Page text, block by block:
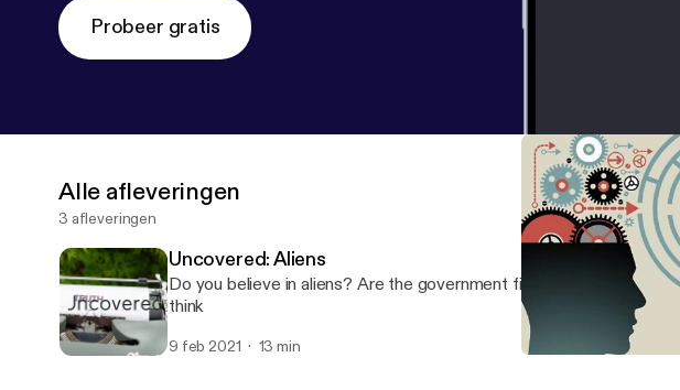
Probeer gratis
Alle afleveringen
3 afleveringen
Uncovered: Aliens
Do you believe in aliens? Are the government files enough? Come
think
9 feb 2021 13 min